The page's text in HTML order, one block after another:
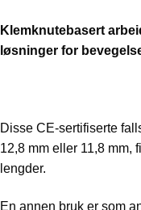
Klemknutebasert
løsninger for
Disse CE-sertifiserte
12,8 mm eller 11,8 mm,
lengder.
En annen bruk er som